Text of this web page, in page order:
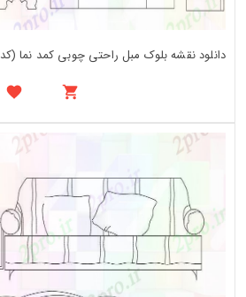
دانلود نقشه بلوک مبل راحتی چوبی کمد نما (کد48699)